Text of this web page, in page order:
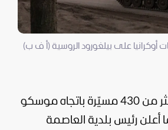
على بيلغورود الروسية (أ ف ب)
أكثر من 430 مسيّرة باتجاه موسكو
أعلن رئيس بلدية العاصمة